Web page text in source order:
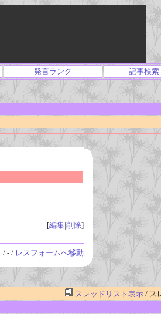
発言ランク 記事検索
[編集|削除]
/ - / レスフォームへ移動
スレッドリスト表示/ ス